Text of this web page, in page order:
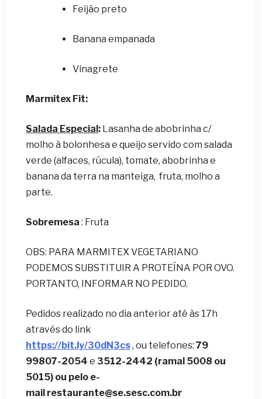
Feijão preto
Banana empanada
Vinagrete
Marmitex Fit:
Salada Especial: Lasanha de abobrinha c/
molho à bolonhesa e queijo servido com salada
verde (alfaces, rúcula), tomate, abobrinha e
banana da terra na manteiga, fruta, molho a
parte.
Sobremesa : Fruta
OBS: PARA MARMITEX VEGETARIANO
PODEMOS SUBSTITUIR A PROTEÍNA POR OVO.
PORTANTO, INFORMAR NO PEDIDO.
Pedidos realizado no dia anterior até às 17h
através do link
https://bit.ly/30dN3cs, ou telefones: 79
99807-2054 e 3512-2442 (ramal 5008 ou
5015) ou pelo e-
mail restaurante@se.sesc.com.br